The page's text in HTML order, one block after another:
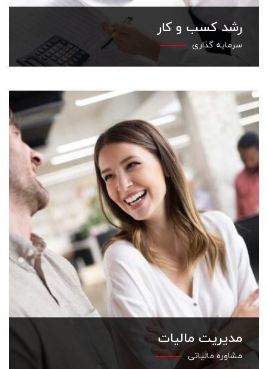
رشد کسب و کار
سرمایه گذاری
مدیریت مالیات
مشاوره مالیاتی